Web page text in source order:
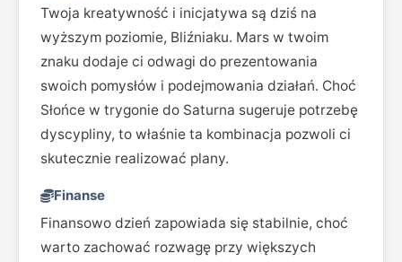
Twoja kreatywność i inicjatywa są dziś na
wyższym poziomie, Bliźniaku. Mars w twoim
znaku dodaje ci odwagi do prezentowania
swoich pomysłów i podejmowania działań. Choć
Słońce w trygonie do Saturna sugeruje potrzebę
dyscypliny, to właśnie ta kombinacja pozwoli ci
skutecznie realizować plany.
Finanse
Finansowo dzień zapowiada się stabilnie, choć
warto zachować rozwagę przy większych